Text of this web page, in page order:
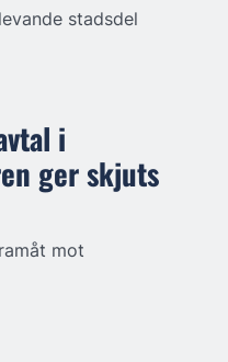
stadsdel
i
ger skjuts
mot